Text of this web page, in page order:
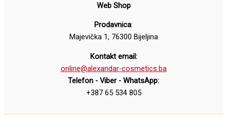
Web Shop
Prodavnica:
Majevička 1, 76300 Bijeljina
Kontakt email:
online@alexandar-cosmetics.ba
Telefon - Viber - WhatsApp:
+387 65 534 805